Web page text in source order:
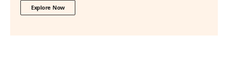
Explore Now